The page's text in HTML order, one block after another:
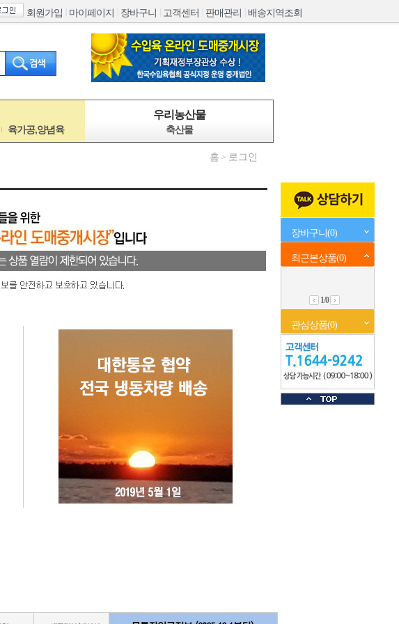
회원가입 마이페이지 장바구니 고객센터 판매관리 배송지역조회
장바구니(0)
최근본상품(0)
1/0
관심상품(0)
육가공,양념육
우리농산물
축산물
홈 > 로그인